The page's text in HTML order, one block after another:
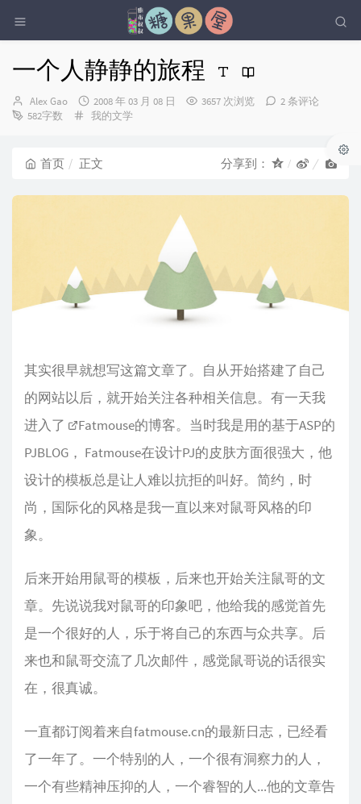
一个人静静的旅程
博
主：
Alex Gao
发
布
2008 年 03 月 08 日 3657 次浏览
2 条评论
582字数
分
我的文学
首页 正文 分享到：
其实很早就想写这篇文章了。自从开始搭建了自己
的网站以后，就开始关注各种相关信息。有一天我
进入了
Fatmouse的博客。当时我是用的基于ASP的
PJBLOG， Fatmouse在设计PJ的皮肤方面很强大，他
设计的模板总是让人难以抗拒的叫好。简约，时
尚，国际化的风格是我一直以来对鼠哥风格的印
象。
后来开始用鼠哥的模板，后来也开始关注鼠哥的文
章。先说说我对鼠哥的印象吧，他给我的感觉首先
是一个很好的人，乐于将自己的东西与众共享。后
来也和鼠哥交流了几次邮件，感觉鼠哥说的话很实
在，很真诚。
一直都订阅着来自fatmouse.cn的最新日志，已经看
了一年了。一个特别的人，一个很有洞察力的人，
一个有些精神压抑的人，一个睿智的人...他的文章告